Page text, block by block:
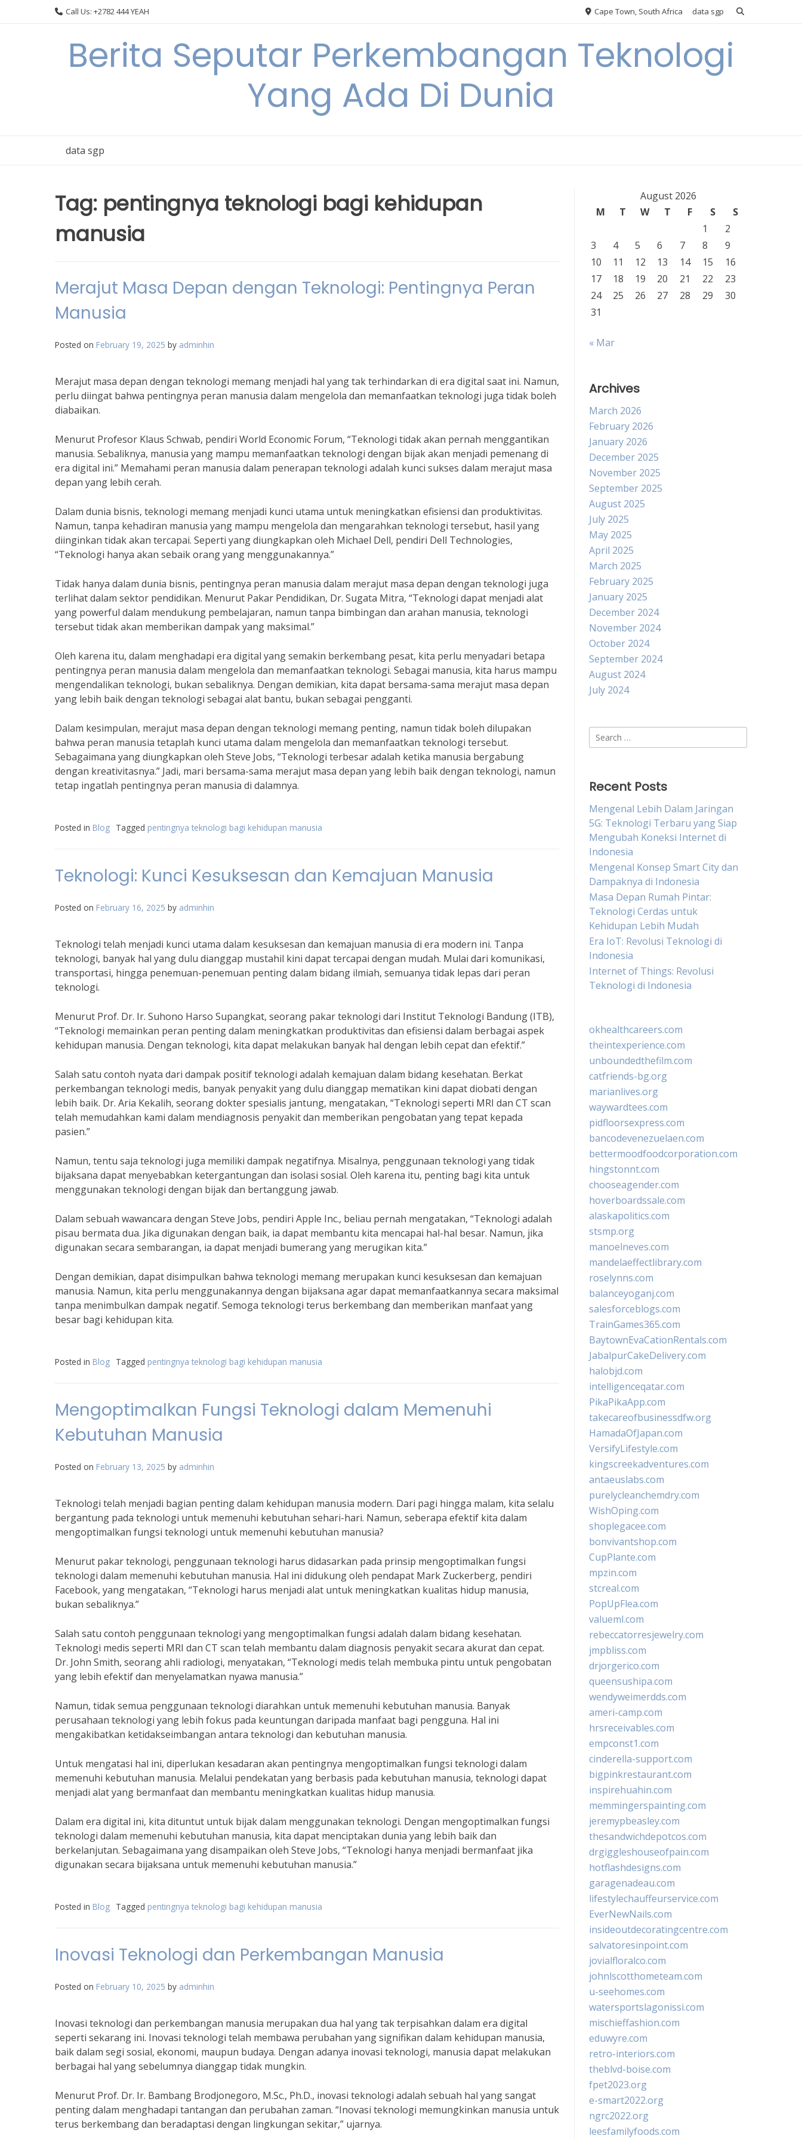
Call Us: +2782 444 YEAH Cape Town, South Africa data sgp
Berita Seputar Perkembangan Teknologi
Yang Ada Di Dunia
data sgp
Tag: pentingnya teknologi bagi kehidupan
manusia
Merajut Masa Depan dengan Teknologi: Pentingnya Peran
Manusia
Posted on February 19, 2025 by adminhin
Merajut masa depan dengan teknologi memang menjadi hal yang tak terhindarkan di era digital saat ini. Namun,
perlu diingat bahwa pentingnya peran manusia dalam mengelola dan memanfaatkan teknologi juga tidak boleh
diabaikan.
Menurut Profesor Klaus Schwab, pendiri World Economic Forum, “Teknologi tidak akan pernah menggantikan
manusia. Sebaliknya, manusia yang mampu memanfaatkan teknologi dengan bijak akan menjadi pemenang di
era digital ini.” Memahami peran manusia dalam penerapan teknologi adalah kunci sukses dalam merajut masa
depan yang lebih cerah.
Dalam dunia bisnis, teknologi memang menjadi kunci utama untuk meningkatkan efisiensi dan produktivitas.
Namun, tanpa kehadiran manusia yang mampu mengelola dan mengarahkan teknologi tersebut, hasil yang
diinginkan tidak akan tercapai. Seperti yang diungkapkan oleh Michael Dell, pendiri Dell Technologies,
“Teknologi hanya akan sebaik orang yang menggunakannya.”
Tidak hanya dalam dunia bisnis, pentingnya peran manusia dalam merajut masa depan dengan teknologi juga
terlihat dalam sektor pendidikan. Menurut Pakar Pendidikan, Dr. Sugata Mitra, “Teknologi dapat menjadi alat
yang powerful dalam mendukung pembelajaran, namun tanpa bimbingan dan arahan manusia, teknologi
tersebut tidak akan memberikan dampak yang maksimal.”
Oleh karena itu, dalam menghadapi era digital yang semakin berkembang pesat, kita perlu menyadari betapa
pentingnya peran manusia dalam mengelola dan memanfaatkan teknologi. Sebagai manusia, kita harus mampu
mengendalikan teknologi, bukan sebaliknya. Dengan demikian, kita dapat bersama-sama merajut masa depan
yang lebih baik dengan teknologi sebagai alat bantu, bukan sebagai pengganti.
Dalam kesimpulan, merajut masa depan dengan teknologi memang penting, namun tidak boleh dilupakan
bahwa peran manusia tetaplah kunci utama dalam mengelola dan memanfaatkan teknologi tersebut.
Sebagaimana yang diungkapkan oleh Steve Jobs, “Teknologi terbesar adalah ketika manusia bergabung
dengan kreativitasnya.” Jadi, mari bersama-sama merajut masa depan yang lebih baik dengan teknologi, namun
tetap ingatlah pentingnya peran manusia di dalamnya.
Posted in Blog Tagged pentingnya teknologi bagi kehidupan manusia
Teknologi: Kunci Kesuksesan dan Kemajuan Manusia
Posted on February 16, 2025 by adminhin
Teknologi telah menjadi kunci utama dalam kesuksesan dan kemajuan manusia di era modern ini. Tanpa
teknologi, banyak hal yang dulu dianggap mustahil kini dapat tercapai dengan mudah. Mulai dari komunikasi,
transportasi, hingga penemuan-penemuan penting dalam bidang ilmiah, semuanya tidak lepas dari peran
teknologi.
Menurut Prof. Dr. Ir. Suhono Harso Supangkat, seorang pakar teknologi dari Institut Teknologi Bandung (ITB),
“Teknologi memainkan peran penting dalam meningkatkan produktivitas dan efisiensi dalam berbagai aspek
kehidupan manusia. Dengan teknologi, kita dapat melakukan banyak hal dengan lebih cepat dan efektif.”
Salah satu contoh nyata dari dampak positif teknologi adalah kemajuan dalam bidang kesehatan. Berkat
perkembangan teknologi medis, banyak penyakit yang dulu dianggap mematikan kini dapat diobati dengan
lebih baik. Dr. Aria Kekalih, seorang dokter spesialis jantung, mengatakan, “Teknologi seperti MRI dan CT scan
telah memudahkan kami dalam mendiagnosis penyakit dan memberikan pengobatan yang tepat kepada
pasien.”
Namun, tentu saja teknologi juga memiliki dampak negatifnya. Misalnya, penggunaan teknologi yang tidak
bijaksana dapat menyebabkan ketergantungan dan isolasi sosial. Oleh karena itu, penting bagi kita untuk
menggunakan teknologi dengan bijak dan bertanggung jawab.
Dalam sebuah wawancara dengan Steve Jobs, pendiri Apple Inc., beliau pernah mengatakan, “Teknologi adalah
pisau bermata dua. Jika digunakan dengan baik, ia dapat membantu kita mencapai hal-hal besar. Namun, jika
digunakan secara sembarangan, ia dapat menjadi bumerang yang merugikan kita.”
Dengan demikian, dapat disimpulkan bahwa teknologi memang merupakan kunci kesuksesan dan kemajuan
manusia. Namun, kita perlu menggunakannya dengan bijaksana agar dapat memanfaatkannya secara maksimal
tanpa menimbulkan dampak negatif. Semoga teknologi terus berkembang dan memberikan manfaat yang
besar bagi kehidupan kita.
Posted in Blog Tagged pentingnya teknologi bagi kehidupan manusia
Mengoptimalkan Fungsi Teknologi dalam Memenuhi
Kebutuhan Manusia
Posted on February 13, 2025 by adminhin
Teknologi telah menjadi bagian penting dalam kehidupan manusia modern. Dari pagi hingga malam, kita selalu
bergantung pada teknologi untuk memenuhi kebutuhan sehari-hari. Namun, seberapa efektif kita dalam
mengoptimalkan fungsi teknologi untuk memenuhi kebutuhan manusia?
Menurut pakar teknologi, penggunaan teknologi harus didasarkan pada prinsip mengoptimalkan fungsi
teknologi dalam memenuhi kebutuhan manusia. Hal ini didukung oleh pendapat Mark Zuckerberg, pendiri
Facebook, yang mengatakan, “Teknologi harus menjadi alat untuk meningkatkan kualitas hidup manusia,
bukan sebaliknya.”
Salah satu contoh penggunaan teknologi yang mengoptimalkan fungsi adalah dalam bidang kesehatan.
Teknologi medis seperti MRI dan CT scan telah membantu dalam diagnosis penyakit secara akurat dan cepat.
Dr. John Smith, seorang ahli radiologi, menyatakan, “Teknologi medis telah membuka pintu untuk pengobatan
yang lebih efektif dan menyelamatkan nyawa manusia.”
Namun, tidak semua penggunaan teknologi diarahkan untuk memenuhi kebutuhan manusia. Banyak
perusahaan teknologi yang lebih fokus pada keuntungan daripada manfaat bagi pengguna. Hal ini
mengakibatkan ketidakseimbangan antara teknologi dan kebutuhan manusia.
Untuk mengatasi hal ini, diperlukan kesadaran akan pentingnya mengoptimalkan fungsi teknologi dalam
memenuhi kebutuhan manusia. Melalui pendekatan yang berbasis pada kebutuhan manusia, teknologi dapat
menjadi alat yang bermanfaat dan membantu meningkatkan kualitas hidup manusia.
Dalam era digital ini, kita dituntut untuk bijak dalam menggunakan teknologi. Dengan mengoptimalkan fungsi
teknologi dalam memenuhi kebutuhan manusia, kita dapat menciptakan dunia yang lebih baik dan
berkelanjutan. Sebagaimana yang disampaikan oleh Steve Jobs, “Teknologi hanya menjadi bermanfaat jika
digunakan secara bijaksana untuk memenuhi kebutuhan manusia.”
Posted in Blog Tagged pentingnya teknologi bagi kehidupan manusia
Inovasi Teknologi dan Perkembangan Manusia
Posted on February 10, 2025 by adminhin
Inovasi teknologi dan perkembangan manusia merupakan dua hal yang tak terpisahkan dalam era digital
seperti sekarang ini. Inovasi teknologi telah membawa perubahan yang signifikan dalam kehidupan manusia,
baik dalam segi sosial, ekonomi, maupun budaya. Dengan adanya inovasi teknologi, manusia dapat melakukan
berbagai hal yang sebelumnya dianggap tidak mungkin.
Menurut Prof. Dr. Ir. Bambang Brodjonegoro, M.Sc., Ph.D., inovasi teknologi adalah sebuah hal yang sangat
penting dalam menghadapi tantangan dan perubahan zaman. “Inovasi teknologi memungkinkan manusia untuk
terus berkembang dan beradaptasi dengan lingkungan sekitar,” ujarnya.
August 2026
M
T W T F S
S
1
2
3
4 5 6 7 8
9
10
11 12 13 14 15
16
17
18 19 20 21 22
23
24
25 26 27 28 29
30
31
« Mar
Archives
March 2026
February 2026
January 2026
December 2025
November 2025
September 2025
August 2025
July 2025
May 2025
April 2025
March 2025
February 2025
January 2025
December 2024
November 2024
October 2024
September 2024
August 2024
July 2024
Search
for:
Recent Posts
Mengenal Lebih Dalam Jaringan
5G: Teknologi Terbaru yang Siap
Mengubah Koneksi Internet di
Indonesia
Mengenal Konsep Smart City dan
Dampaknya di Indonesia
Masa Depan Rumah Pintar:
Teknologi Cerdas untuk
Kehidupan Lebih Mudah
Era IoT: Revolusi Teknologi di
Indonesia
Internet of Things: Revolusi
Teknologi di Indonesia
okhealthcareers.com
theintexperience.com
unboundedthefilm.com
catfriends-bg.org
marianlives.org
waywardtees.com
pidfloorsexpress.com
bancodevenezuelaen.com
bettermoodfoodcorporation.com
hingstonnt.com
chooseagender.com
hoverboardssale.com
alaskapolitics.com
stsmp.org
manoelneves.com
mandelaeffectlibrary.com
roselynns.com
balanceyoganj.com
salesforceblogs.com
TrainGames365.com
BaytownEvaCationRentals.com
JabalpurCakeDelivery.com
halobjd.com
intelligenceqatar.com
PikaPikaApp.com
takecareofbusinessdfw.org
HamadaOfJapan.com
VersifyLifestyle.com
kingscreekadventures.com
antaeuslabs.com
purelycleanchemdry.com
WishOping.com
shoplegacee.com
bonvivantshop.com
CupPlante.com
mpzin.com
stcreal.com
PopUpFlea.com
valueml.com
rebeccatorresjewelry.com
jmpbliss.com
drjorgerico.com
queensushipa.com
wendyweimerdds.com
ameri-camp.com
hrsreceivables.com
empconst1.com
cinderella-support.com
bigpinkrestaurant.com
inspirehuahin.com
memmingerspainting.com
jeremypbeasley.com
thesandwichdepotcos.com
drgiggleshouseofpain.com
hotflashdesigns.com
garagenadeau.com
lifestylechauffeurservice.com
EverNewNails.com
insideoutdecoratingcentre.com
salvatoresinpoint.com
jovialfloralco.com
johnlscotthometeam.com
u-seehomes.com
watersportslagonissi.com
mischieffashion.com
eduwyre.com
retro-interiors.com
theblvd-boise.com
fpet2023.org
e-smart2022.org
ngrc2022.org
leesfamilyfoods.com